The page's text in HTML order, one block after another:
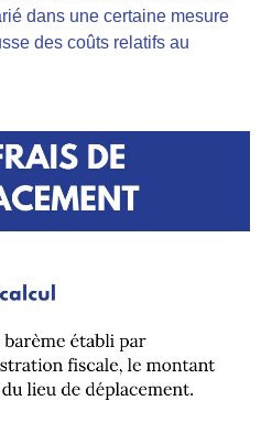
dans une certaine mesure
des coûts relatifs au